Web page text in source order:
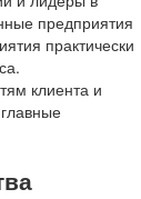
предприятия
практически
клиента и